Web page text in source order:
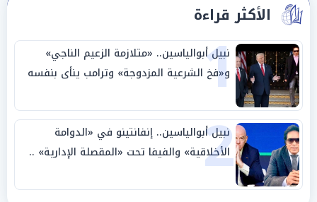
الأكثر قراءة
1
نبيل أبوالياسين.. «متلازمة الزعيم الناجي»
و«فخ الشرعية المزدوجة» وترامب ينأى بنفسه
وحليفه في «ميتم استراتيجي»
2
نبيل أبوالياسين.. إنفانتينو في «الدوامة
الأخلاقية» والفيفا تحت «المقصلة الإدارية» ..
«عبادة العرش وجنازة المصداقية»